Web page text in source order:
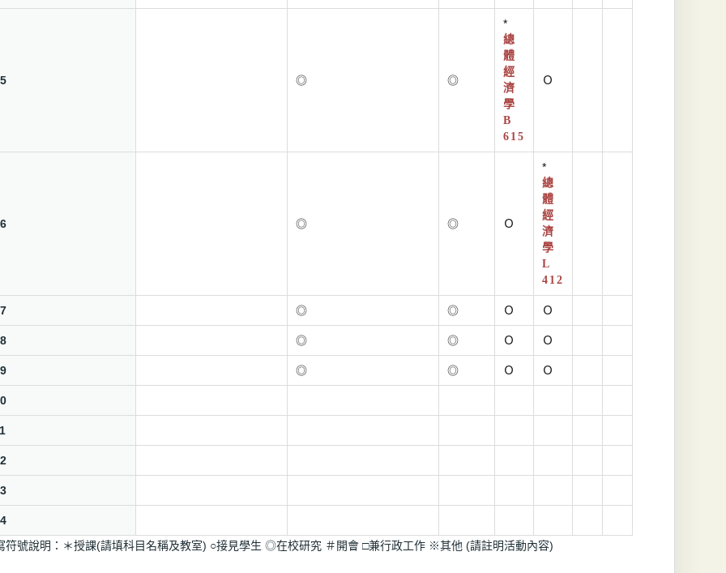
◎ ◎
*
總
體
經
濟
學
B
615
Ｏ
◎ ◎ Ｏ
*
總
體
經
濟
學
L
412
◎ ◎ Ｏ Ｏ
◎ ◎ Ｏ Ｏ
◎ ◎ Ｏ Ｏ
符號說明：＊授課(請填科目名稱及教室) ○接見學生 ◎在校研究 ＃開會 □兼行政工作 ※其他 (請註明活動內容)